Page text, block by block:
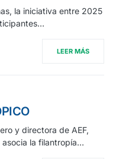
la iniciativa entre 2025
LEER MÁS
y directora de AEF,
asocia la filantropía…